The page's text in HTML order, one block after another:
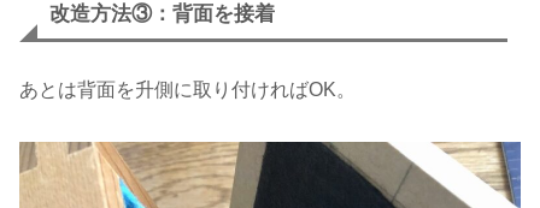
改造方法③：背面を接着
あとは背面を升側に取り付ければOK。